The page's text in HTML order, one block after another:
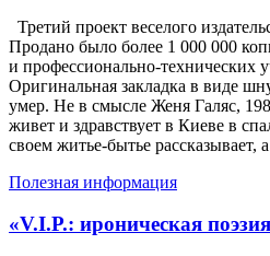
Третий проект веселого
Продано было более 1 000 000
и профессионально-технических
Оригинальная закладка в виде
умер. Не в смысле Женя Галяс,
живет и здравствует в Киеве в
своем житье-бытье рассказывает,
Полезная информация
«V.I.P.: ироническая